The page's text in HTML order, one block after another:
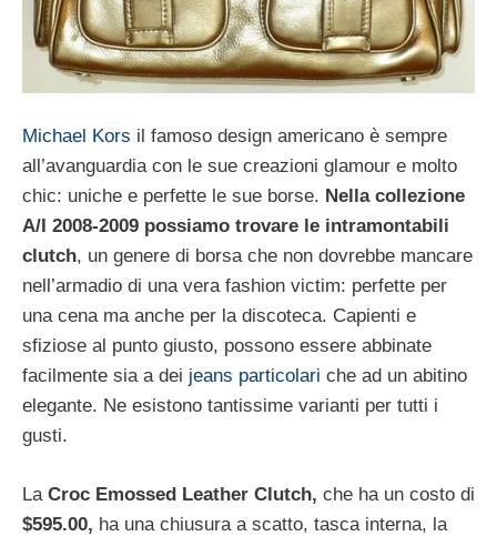
Michael Kors il famoso design americano è sempre
all’avanguardia con le sue creazioni glamour e molto
chic: uniche e perfette le sue borse. Nella collezione
A/I 2008-2009 possiamo trovare le intramontabili
clutch, un genere di borsa che non dovrebbe mancare
nell’armadio di una vera fashion victim: perfette per
una cena ma anche per la discoteca. Capienti e
sfiziose al punto giusto, possono essere abbinate
facilmente sia a dei jeans particolari che ad un abitino
elegante. Ne esistono tantissime varianti per tutti i
gusti.
La Croc Emossed Leather Clutch, che ha un costo di
$595.00, ha una chiusura a scatto, tasca interna, la